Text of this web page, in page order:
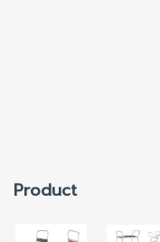
Product